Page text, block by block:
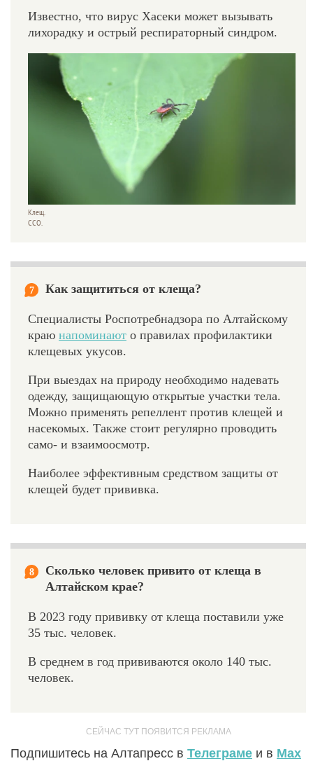
Известно, что вирус Хасеки может вызывать
лихорадку и острый респираторный синдром.
Клещ.
ССО.
7 Как защититься от клеща?
Специалисты Роспотребнадзора по Алтайскому
краю напоминают о правилах профилактики
клещевых укусов.
При выездах на природу необходимо надевать
одежду, защищающую открытые участки тела.
Можно применять репеллент против клещей и
насекомых. Также стоит регулярно проводить
само- и взаимоосмотр.
Наиболее эффективным средством защиты от
клещей будет прививка.
8
Сколько человек привито от клеща в
Алтайском крае?
В 2023 году прививку от клеща поставили уже
35 тыс. человек.
В среднем в год прививаются около 140 тыс.
человек.
Подпишитесь на Алтапресс в Телеграме и в Max